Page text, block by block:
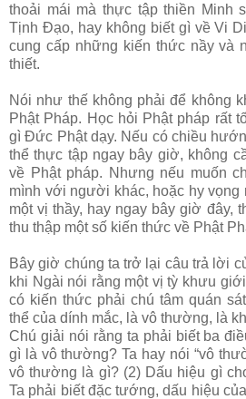
thoải mái mà thực tập thiền Minh
Tịnh Đạo, hay không biết gì về Vi
cung cấp những kiến thức nầy và
thiết.
Nói như thế không phải để không
Phật Pháp. Học hỏi Phật pháp rất
gì Đức Phật dạy. Nếu có chiều
thể thực tập ngay bây giờ, không
về Phật pháp. Nhưng nếu muốn
mình với người khác, hoặc hy vọng
một vị thầy, hay ngay bây giờ đây,
thu thập một số kiến thức về Phật
Bây giờ chúng ta trở lại câu trả lời
khi Ngài nói rằng một vị tỳ khưu
có kiến thức phải chú tâm quán
thể của dính mắc, là vô thường, là
Chú giải nói rằng ta phải biết ba
gì là vô thường? Ta hay nói “vô
vô thường là gì? (2) Dấu hiệu gì
Ta phải biết đặc tướng, dấu hiệu